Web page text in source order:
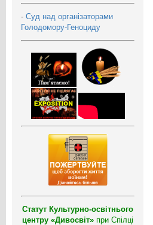
- Суд над організаторами
Голодомору-Геноциду
Статут Культурно-освітнього
центру «Дивосвіт» при Спілці